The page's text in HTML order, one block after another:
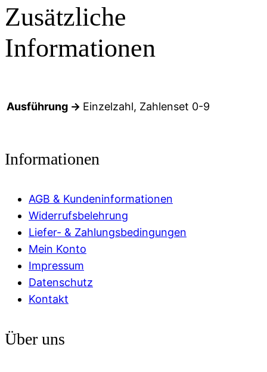
Zusätzliche
Informationen
Ausführung → Einzelzahl, Zahlenset 0-9
Informationen
AGB & Kundeninformationen
Widerrufsbelehrung
Liefer- & Zahlungsbedingungen
Mein Konto
Impressum
Datenschutz
Kontakt
Über uns